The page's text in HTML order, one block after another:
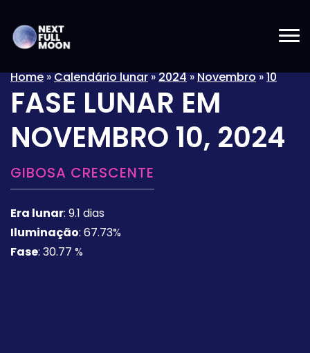
Home»Calendário lunar»2024»Novembro»10
FASE LUNAR EM
NOVEMBRO 10, 2024
GIBOSA CRESCENTE
Era lunar: 9.1 dias
Iluminação: 67.73%
Fase: 30.77 %